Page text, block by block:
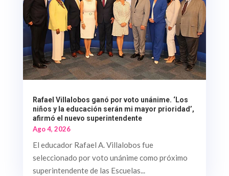
Rafael Villalobos ganó por voto unánime. ‘Los
niños y la educación serán mi mayor prioridad’,
afirmó el nuevo superintendente
Ago 4, 2026
El educador Rafael A. Villalobos fue
seleccionado por voto unánime como próximo
superintendente de las Escuelas...